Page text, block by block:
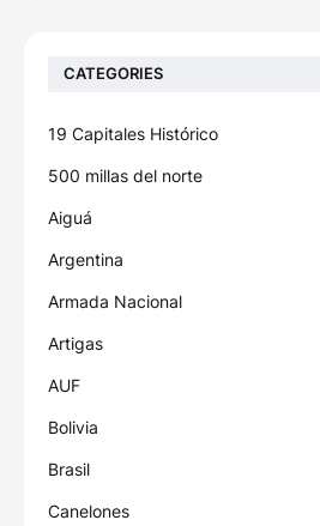
CATEGORIES
19 Capitales Histórico
500 millas del norte
Aiguá
Argentina
Armada Nacional
Artigas
AUF
Bolivia
Brasil
Canelones